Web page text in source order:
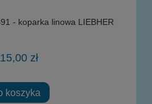
- koparka linowa LIEBHER
zł
koszyka